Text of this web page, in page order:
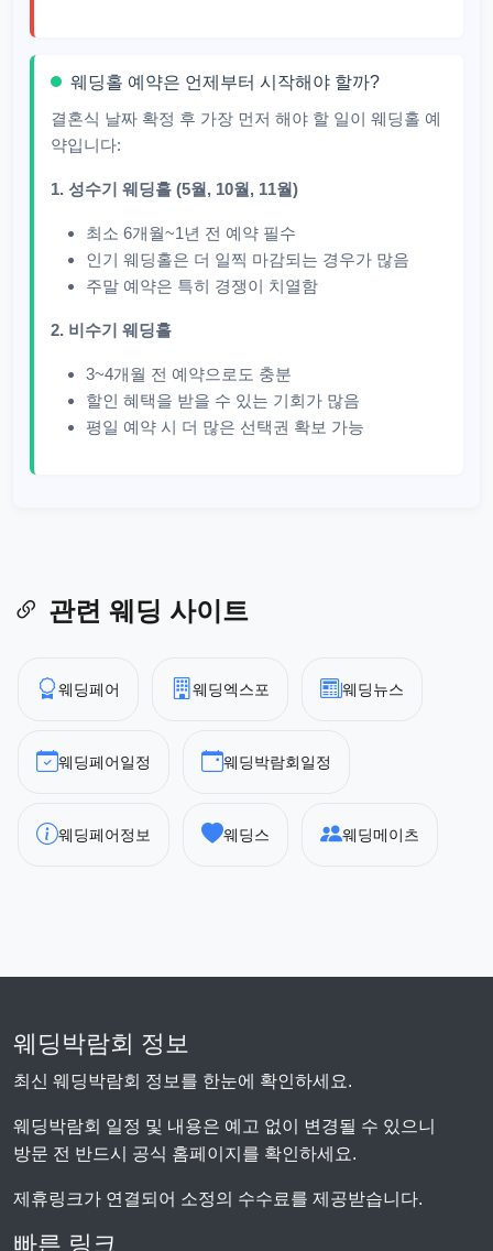
웨딩홀 예약은 언제부터 시작해야 할까?
결혼식 날짜 확정 후 가장 먼저 해야 할 일이 웨딩홀 예
약입니다:
1. 성수기 웨딩홀 (5월, 10월, 11월)
최소 6개월~1년 전 예약 필수
인기 웨딩홀은 더 일찍 마감되는 경우가 많음
주말 예약은 특히 경쟁이 치열함
2. 비수기 웨딩홀
3~4개월 전 예약으로도 충분
할인 혜택을 받을 수 있는 기회가 많음
평일 예약 시 더 많은 선택권 확보 가능
관련 웨딩 사이트
웨딩페어 웨딩엑스포 웨딩뉴스
웨딩페어일정 웨딩박람회일정
웨딩페어정보 웨딩스 웨딩메이츠
웨딩박람회 정보
최신 웨딩박람회 정보를 한눈에 확인하세요.
웨딩박람회 일정 및 내용은 예고 없이 변경될 수 있으니
방문 전 반드시 공식 홈페이지를 확인하세요.
제휴링크가 연결되어 소정의 수수료를 제공받습니다.
빠른 링크